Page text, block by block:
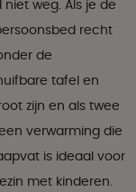
weg. Als je de
recht
de
tafel en
zijn en als twee
verwarming die
is ideaal voor
met kinderen.